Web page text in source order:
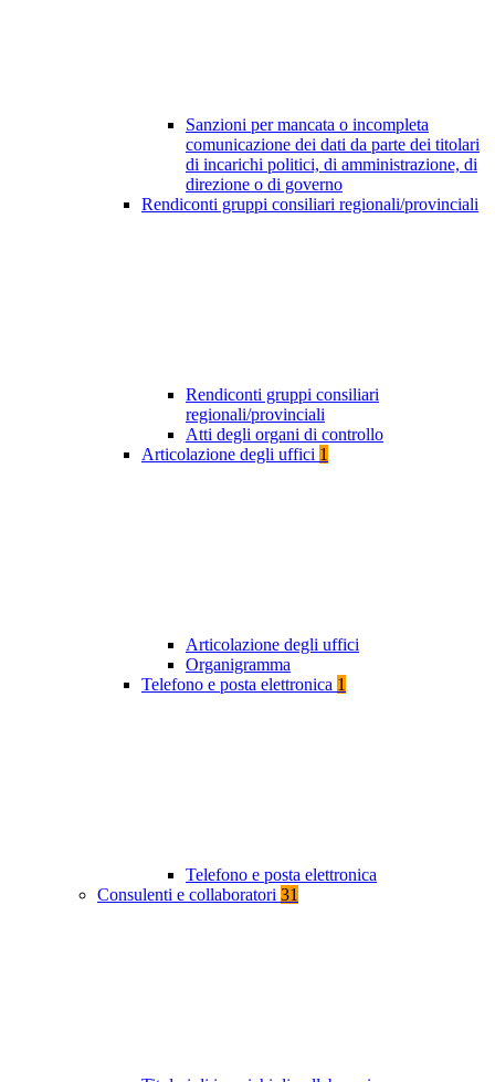
Sanzioni per mancata o incompleta
comunicazione dei dati da parte dei titolari
di incarichi politici, di amministrazione, di
direzione o di governo
Rendiconti gruppi consiliari regionali/provinciali
Rendiconti gruppi consiliari
regionali/provinciali
Atti degli organi di controllo
Articolazione degli uffici 1
Articolazione degli uffici
Organigramma
Telefono e posta elettronica 1
Telefono e posta elettronica
Consulenti e collaboratori 31